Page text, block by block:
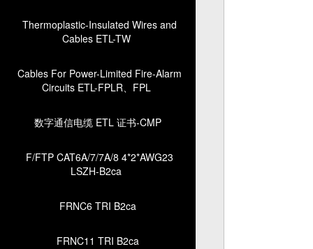
Thermoplastic-Insulated Wires and
Cables ETL-TW
Cables For Power-Limited Fire-Alarm
Circuits ETL-FPLR、FPL
数字通信电缆 ETL 证书-CMP
F/FTP CAT6A/7/7A/8 4*2*AWG23
LSZH-B2ca
FRNC6 TRI B2ca
FRNC11 TRI B2ca